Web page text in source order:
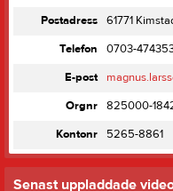
Postadress
61771
Telefon
0703-
E-post
Orgnr
825000-
Kontonr
5265-8861
Senast uppladdade